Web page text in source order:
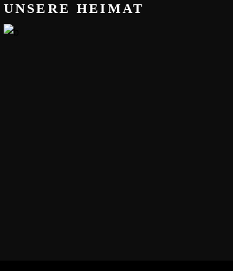
UNSERE HEIMAT